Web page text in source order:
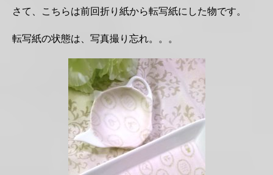
さて、こちらは前回折り紙から転写紙にした物です。
転写紙の状態は、写真撮り忘れ。。。